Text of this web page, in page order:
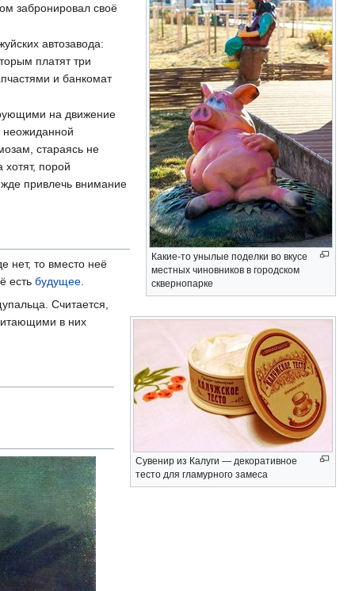
Какие-то унылые поделки во вкусе
местных чиновников в городском
сквернопарке
забронировал своё
автозавода:
платят три
и банкомат
на движение
стараясь не
хотят, порой
привлечь внимание
Сувенир из Калуги — декоративное
тесто для гламурного замеса
нет, то вместо неё
есть будущее.
Считается,
в них